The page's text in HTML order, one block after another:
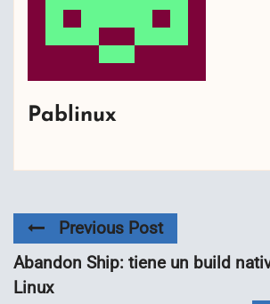
Pablinux
Previous Post
Abandon Ship: tiene un build
Linux